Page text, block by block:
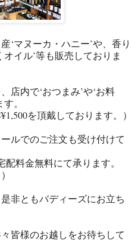
‘マヌーカ・ハニー’や、香り
イル’等も販売しておりま
店内で‘おつまみ’や‘お料
。
を頂戴しております。）
ルでのご注文も受け付けて
料金無料にて承ります。
非ともバディーズにお立ち
皆様のお越しをお待ちして